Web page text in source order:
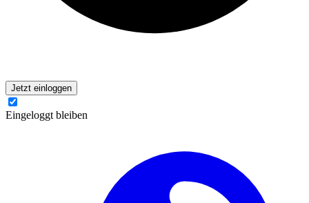
Jetzt einloggen
Eingeloggt bleiben